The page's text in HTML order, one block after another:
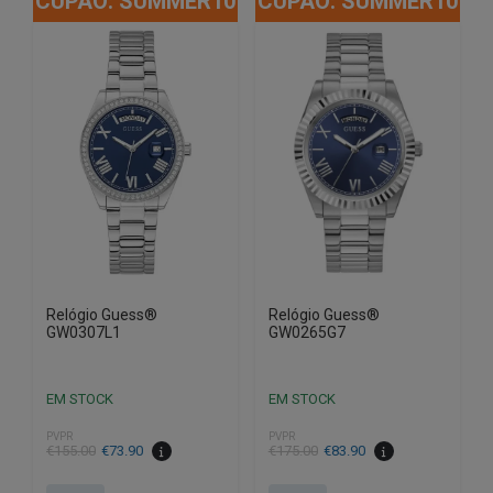
Relógio Guess®
GW0307L1
EM STOCK
PVPR
€155.00
O
€73.90
O
Relógio Guess®
GW0265G7
EM STOCK
PVPR
€175.00
O
€83.90
O